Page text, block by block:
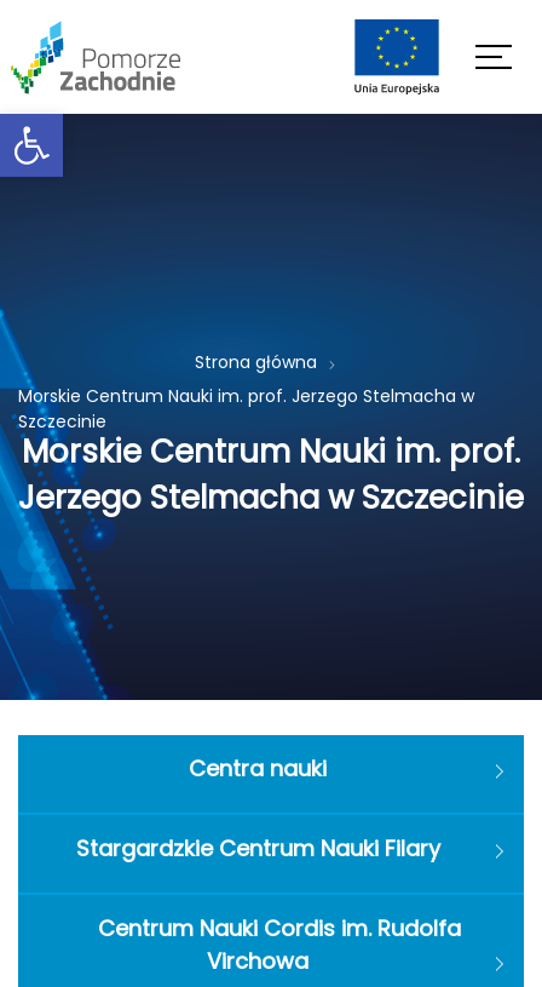
Open toolbar
Strona główna
Morskie Centrum Nauki im. prof. Jerzego Stelmacha w
Szczecinie
Morskie Centrum Nauki im. prof.
Jerzego Stelmacha w Szczecinie
Centra nauki
Stargardzkie Centrum Nauki Filary
Centrum Nauki Cordis im. Rudolfa
Virchowa